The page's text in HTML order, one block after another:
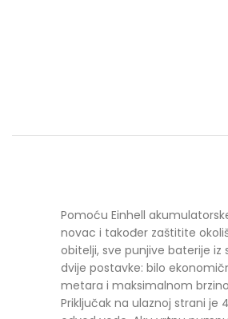
Pomoću Einhell
novac i također zaštitite
obitelji, sve punjive baterije iz
dvije postavke: bilo
metara i maksimalnom
Priključak na ulaznoj strani je